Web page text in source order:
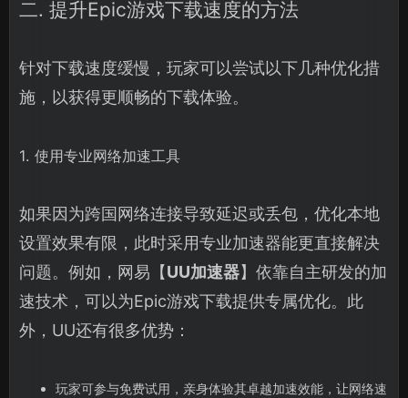
二. 提升Epic游戏下载速度的方法
针对下载速度缓慢，玩家可以尝试以下几种优化措
施，以获得更顺畅的下载体验。
1. 使用专业网络加速工具
如果因为跨国网络连接导致延迟或丢包，优化本地
设置效果有限，此时采用专业加速器能更直接解决
问题。例如，网易【UU加速器】依靠自主研发的加
速技术，可以为Epic游戏下载提供专属优化。此
外，UU还有很多优势：
玩家可参与免费试用，亲身体验其卓越加速效能，让网络速